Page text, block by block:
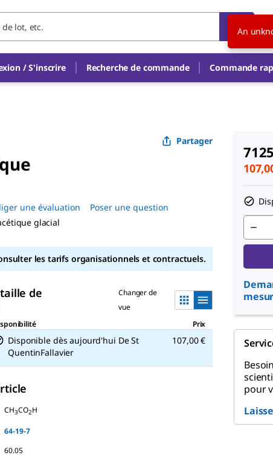
/ S'inscrire Recherche de commande Commande
Partager
une évaluation Poser une question
glacial
les tarifs organisationnels et contractuels.
de
Changer de
vue
Prix
Disponible dès aujourd'hui De St
QuentinFallavier
107,00 €
CH3CO2H
64-19-7
60.05
pour
An